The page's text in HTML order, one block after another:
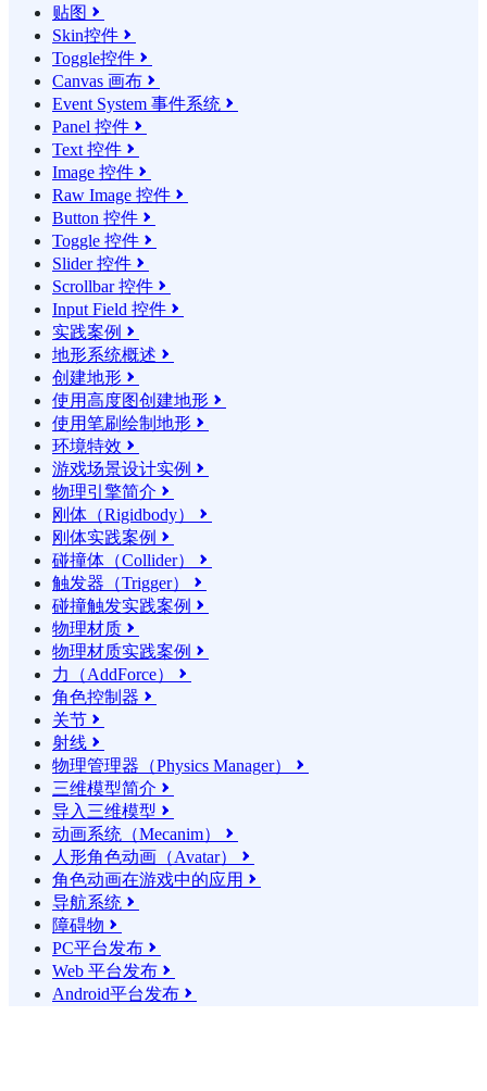
贴图 
Skin控件 
Toggle控件 
Canvas 画布 
Event System 事件系统 
Panel 控件 
Text 控件 
Image 控件 
Raw Image 控件 
Button 控件 
Toggle 控件 
Slider 控件 
Scrollbar 控件 
Input Field 控件 
实践案例 
地形系统概述 
创建地形 
使用高度图创建地形 
使用笔刷绘制地形 
环境特效 
游戏场景设计实例 
物理引擎简介 
刚体（Rigidbody） 
刚体实践案例 
碰撞体（Collider） 
触发器（Trigger） 
碰撞触发实践案例 
物理材质 
物理材质实践案例 
力（AddForce） 
角色控制器 
关节 
射线 
物理管理器（Physics Manager） 
三维模型简介 
导入三维模型 
动画系统（Mecanim） 
人形角色动画（Avatar） 
角色动画在游戏中的应用 
导航系统 
障碍物 
PC平台发布 
Web 平台发布 
Android平台发布 